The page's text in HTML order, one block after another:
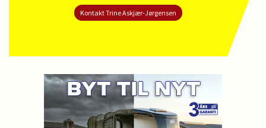
Kontakt Trine Askjær-Jørgensen